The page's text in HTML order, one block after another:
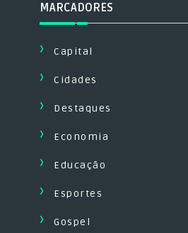
MARCADORES
Capital
Cidades
Destaques
Economia
Educação
Esportes
Gospel